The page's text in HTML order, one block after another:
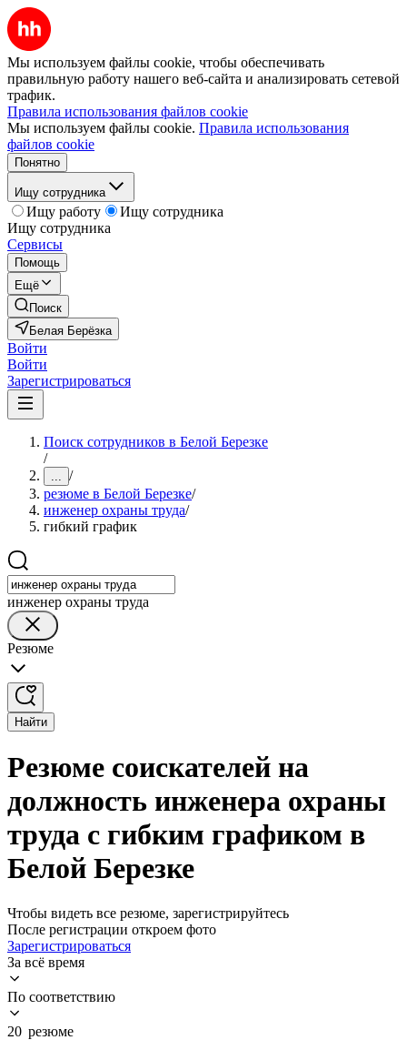
Мы используем файлы cookie, чтобы обеспечивать
правильную работу нашего веб-сайта и анализировать сетевой
трафик.
Правила использования файлов cookie
Мы используем файлы cookie. Правила использования
файлов cookie
Понятно
Ищу сотрудника
Ищу работу
Ищу сотрудника
Ищу сотрудника
Сервисы
Помощь
Ещё
Поиск
Белая Берёзка
Войти
Войти
Зарегистрироваться
Поиск сотрудников в Белой Березке
/
... /
резюме в Белой Березке/
инженер охраны труда/
гибкий график
инженер охраны труда
Резюме
Найти
Резюме соискателей на
должность инженера охраны
труда с гибким графиком в
Белой Березке
Чтобы видеть все резюме, зарегистрируйтесь
После регистрации откроем фото
Зарегистрироваться
За всё время
По соответствию
20 резюме